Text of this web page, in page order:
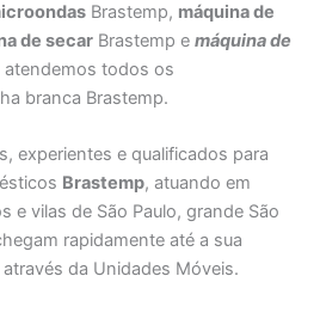
Brastemp, máquina de
de secar Brastemp emáquina de
atendemos todos os
branca Brastemp.
experientes e qualificados para
Brastemp, atuando em
e vilas de São Paulo, grande São
rapidamente até a sua
da Unidades Móveis.